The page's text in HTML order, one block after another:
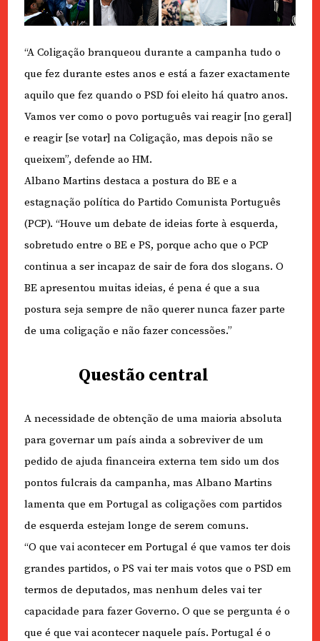
“A Coligação branqueou durante a campanha tudo o
que fez durante estes anos e está a fazer exactamente
aquilo que fez quando o PSD foi eleito há quatro anos.
Vamos ver como o povo português vai reagir [no geral]
e reagir [se votar] na Coligação, mas depois não se
queixem”, defende ao HM.
Albano Martins destaca a postura do BE e a
estagnação política do Partido Comunista Português
(PCP). “Houve um debate de ideias forte à esquerda,
sobretudo entre o BE e PS, porque acho que o PCP
continua a ser incapaz de sair de fora dos slogans. O
BE apresentou muitas ideias, é pena é que a sua
postura seja sempre de não querer nunca fazer parte
de uma coligação e não fazer concessões.”
Questão central
A necessidade de obtenção de uma maioria absoluta
para governar um país ainda a sobreviver de um
pedido de ajuda financeira externa tem sido um dos
pontos fulcrais da campanha, mas Albano Martins
lamenta que em Portugal as coligações com partidos
de esquerda estejam longe de serem comuns.
“O que vai acontecer em Portugal é que vamos ter dois
grandes partidos, o PS vai ter mais votos que o PSD em
termos de deputados, mas nenhum deles vai ter
capacidade para fazer Governo. O que se pergunta é o
que é que vai acontecer naquele país. Portugal é o